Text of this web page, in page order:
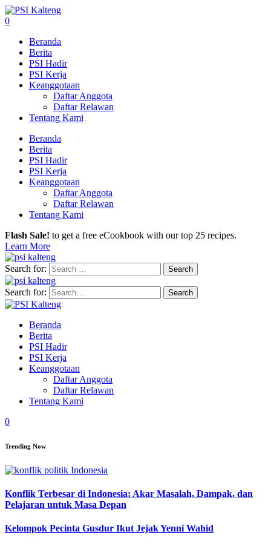
0
Beranda
Berita
PSI Hadir
PSI Kerja
Keanggotaan
Daftar Anggota
Daftar Relawan
Tentang Kami
Beranda
Berita
PSI Hadir
PSI Kerja
Keanggotaan
Daftar Anggota
Daftar Relawan
Tentang Kami
Flash Sale! to get a free eCookbook with our top 25 recipes.
Learn More
Search for:
Search for:
Beranda
Berita
PSI Hadir
PSI Kerja
Keanggotaan
Daftar Anggota
Daftar Relawan
Tentang Kami
0
Trending Now
Konflik Terbesar di Indonesia: Akar Masalah, Dampak, dan
Pelajaran untuk Masa Depan
Kelompok Pecinta Gusdur Ikut Jejak Yenni Wahid